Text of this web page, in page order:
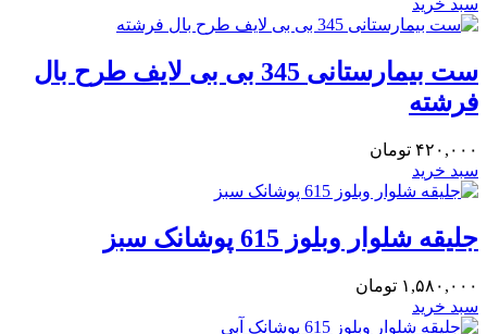
سبد خرید
ست بیمارستانی 345 بی بی لایف طرح بال
فرشته
۴۲۰,۰۰۰ تومان
سبد خرید
جلیقه شلوار وبلوز 615 پوشانک سبز
۱,۵۸۰,۰۰۰ تومان
سبد خرید